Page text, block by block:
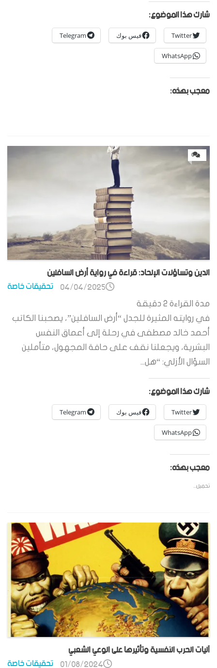
شارك هذا الموضوع:
Twitter فيس بوك Telegram
WhatsApp
معجب بهذه:
0
الدين وتساؤلات الإلحاد: قراءة في رواية أرض السافلين
تحقيقات خاصة 04/04/2025
مدة القراءة 2 دقيقة
في روايته المثيرة للجدل “أرض السافلين”، يصحبنا الكاتب
أحمد خالد مصطفى في رحلة إلى أعماق النفس
البشرية، ويجعلنا نقف على حافة المجهول، متأملين
السؤال الأزلي: “هل...
شارك هذا الموضوع:
Twitter فيس بوك Telegram
WhatsApp
معجب بهذه:
تحميل...
آليات الحرب النفسية وتأثيرها على الوعي الشعبي
تحقيقات خاصة